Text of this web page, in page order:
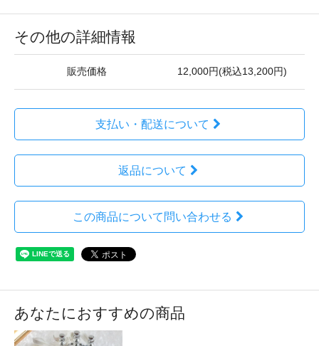
その他の詳細情報
販売価格 12,000円(税込13,200円)
支払い・配送について
返品について
この商品について問い合わせる
あなたにおすすめの商品